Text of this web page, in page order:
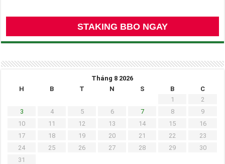
STAKING BBO NGAY
Tháng 8 2026
H
B T N S B
C
1
2
3
4 5 6 7 8
9
10
11 12 13 14 15
16
17
18 19 20 21 22
23
24
25 26 27 28 29
30
31